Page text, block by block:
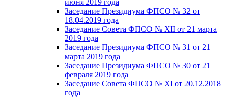
Заседание Президиума ФПСО № 32 от
18.04.2019 года
Заседание Совета ФПСО № XII от 21 марта
2019 года
Заседание Президиума ФПСО № 31 от 21
марта 2019 года
Заседание Президиума ФПСО № 30 от 21
февраля 2019 года
Заседание Совета ФПСО № XI от 20.12.2018
года